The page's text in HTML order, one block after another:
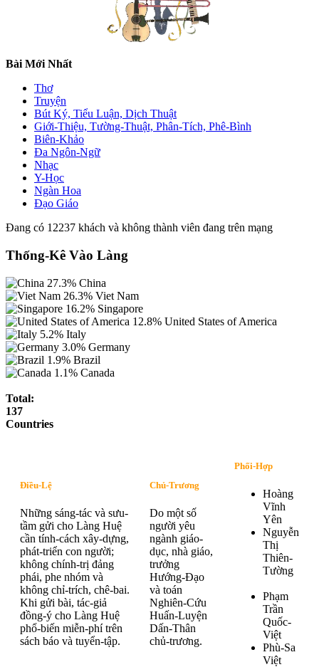
Bài Mới Nhất
Thơ
Truyện
Bút Ký, Tiểu Luận, Dịch Thuật
Giới-Thiệu, Tường-Thuật, Phân-Tích, Phê-Bình
Biên-Khảo
Đa Ngôn-Ngữ
Nhạc
Y-Học
Ngàn Hoa
Đạo Giáo
Đang có 12237 khách và không thành viên đang trên mạng
Thống-Kê Vào Làng
27.3% China
26.3% Viet Nam
16.2% Singapore
12.8% United States of America
5.2% Italy
3.0% Germany
1.9% Brazil
1.1% Canada
Total:
137
Countries
Điều-Lệ
Những sáng-tác và sưu-
tầm gửi cho Làng Huệ
cần tính-cách xây-dựng,
phát-triển con người;
không chính-trị đảng
phái, phe nhóm và
không chỉ-trích, chê-bai.
Khi gửi bài, tác-giả
đồng-ý cho Làng Huệ
phổ-biến miễn-phí trên
sách báo và tuyển-tập.
Chủ-Trương
Do một số
người yêu
ngành giáo-
dục, nhà giáo,
trưởng
Hướng-Đạo
và toán
Nghiên-Cứu
Huấn-Luyện
Dấn-Thân
chủ-trương.
Phối-Hợp
Hoàng
Vĩnh
Yên
Nguyễn
Thị
Thiên-
Tường
Phạm
Trần
Quốc-
Việt
Phù-Sa
Việt